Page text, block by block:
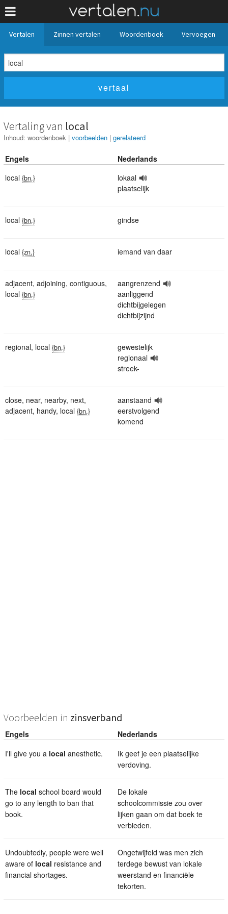
Vertalen Zinnen vertalen Woordenboek Vervoegen
Vertaling van local
Inhoud: woordenboek | voorbeelden | gerelateerd
Engels
Nederlands
local {bn.}
lokaal
plaatselijk
local {bn.} gindse
local {zn.} iemand van daar
adjacent, adjoining, contiguous,
local {bn.}
aangrenzend
aanliggend
dichtbijgelegen
dichtbijzijnd
regional, local {bn.}
gewestelijk
regionaal
streek-
close, near, nearby, next,
adjacent, handy, local {bn.}
aanstaand
eerstvolgend
komend
Voorbeelden in zinsverband
Engels
Nederlands
I'll give you a local anesthetic.
Ik geef je een plaatselijke
verdoving.
The local school board would
go to any length to ban that
book.
De lokale
schoolcommissie zou over
lijken gaan om dat boek te
verbieden.
Undoubtedly, people were well
aware of local resistance and
financial shortages.
Ongetwijfeld was men zich
terdege bewust van lokale
weerstand en financiële
tekorten.